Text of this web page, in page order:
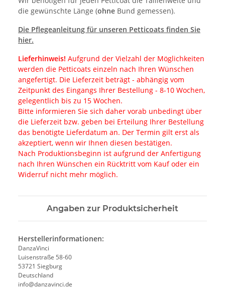
die gewünschte Länge (ohne Bund gemessen).
Die Pflegeanleitung für unseren Petticoats finden Sie
hier.
Lieferhinweis! Aufgrund der Vielzahl der Möglichkeiten
werden die Petticoats einzeln nach Ihren Wünschen
angefertigt. Die Lieferzeit beträgt - abhängig vom
Zeitpunkt des Eingangs Ihrer Bestellung - 8-10 Wochen,
gelegentlich bis zu 15 Wochen.
Bitte informieren Sie sich daher vorab unbedingt über
die Lieferzeit bzw. geben bei Erteilung Ihrer Bestellung
das benötigte Lieferdatum an. Der Termin gilt erst als
akzeptiert, wenn wir Ihnen diesen bestätigen.
Nach Produktionsbeginn ist aufgrund der Anfertigung
nach Ihren Wünschen ein Rücktritt vom Kauf oder ein
Widerruf nicht mehr möglich.
Angaben zur Produktsicherheit
Herstellerinformationen:
DanzaVinci
Luisenstraße 58-60
53721 Siegburg
Deutschland
info@danzavinci.de